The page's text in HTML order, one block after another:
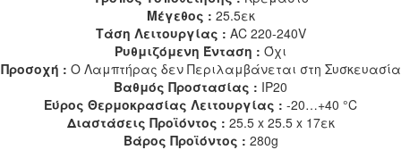
Μέγεθος : 25.5εκ
Τάση Λειτουργίας : AC 220-240V
Ρυθμιζόμενη Ένταση : Όχι
Προσοχή : Ο Λαμπτήρας δεν Περιλαμβάνεται στη Συσκευασία
Βαθμός Προστασίας : IP20
Εύρος Θερμοκρασίας Λειτουργίας : -20…+40 °C
Διαστάσεις Προϊόντος : 25.5 x 25.5 x 17εκ
Βάρος Προϊόντος : 280g